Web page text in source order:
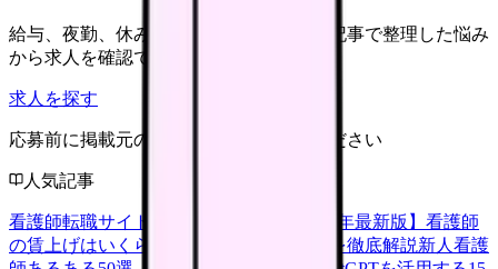
給与、夜勤、休み、ブランクなど、この記事で整理した悩み
から求人を確認できます。
求人を探す
応募前に掲載元の最新情報を確認してください
人気記事
看護師転職サイトランキングTOP5【2026年最新版】 看護師
の賃上げはいくら？2026年度の最新情報を徹底解説新人看護